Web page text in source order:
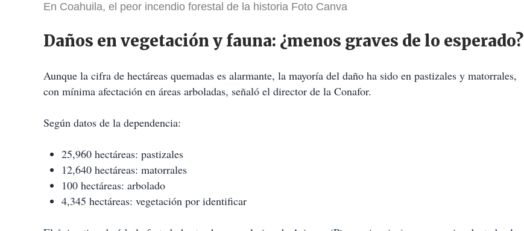
En Coahuila, el peor incendio forestal de la historia Foto Canva
Daños en vegetación y fauna: ¿menos graves de lo esperado?
Aunque la cifra de hectáreas quemadas es alarmante, la mayoría del daño ha sido en pastizales y matorrales,
con mínima afectación en áreas arboladas, señaló el director de la Conafor.
Según datos de la dependencia:
25,960 hectáreas: pastizales
12,640 hectáreas: matorrales
100 hectáreas: arbolado
4,345 hectáreas: vegetación por identificar